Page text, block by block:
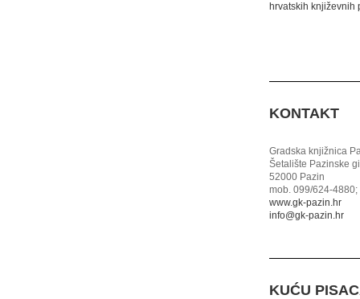
hrvatskih književnih
KONTAKT
Gradska knjižnica
Šetalište Pazinske
52000 Pazin
mob. 099/624-
www.gk-pazin.hr
info@gk-pazin.hr
KUĆU